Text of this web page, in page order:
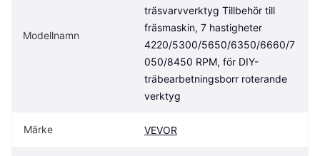
Modellnamn
träsvarvverktyg Tillbehör till
fräsmaskin, 7 hastigheter
4220/5300/5650/6350/6660/7
050/8450 RPM, för DIY-
träbearbetningsborr roterande
verktyg
Märke VEVOR